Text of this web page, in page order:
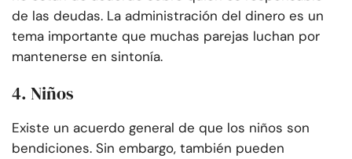
de las deudas. La administración del dinero es un
tema importante que muchas parejas luchan por
mantenerse en sintonía.
4. Niños
Existe un acuerdo general de que los niños son
bendiciones. Sin embargo, también pueden